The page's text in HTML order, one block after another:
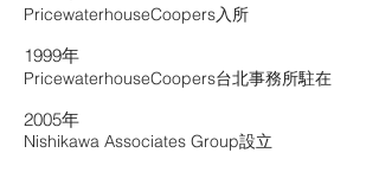
PricewaterhouseCoopers入所
1999年
PricewaterhouseCoopers台北事務所駐在
2005年
Nishikawa Associates Group設立